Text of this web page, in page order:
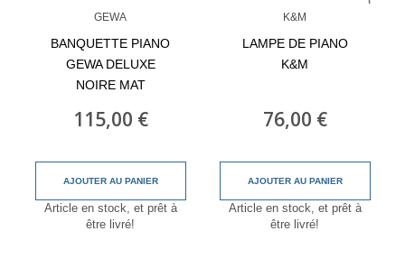
GEWA
BANQUETTE PIANO
GEWA DELUXE
NOIRE MAT
115,00 €
AJOUTER AU PANIER
Article en stock, et prêt à
être livré!
K&M
LAMPE DE PIANO
K&M
76,00 €
AJOUTER AU PANIER
Article en stock, et prêt à
être livré!